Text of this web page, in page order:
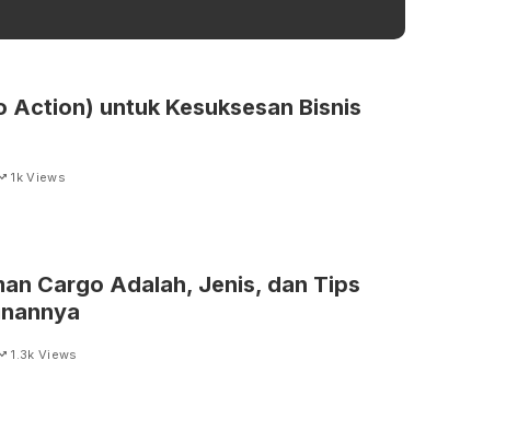
Action) untuk Kesuksesan Bisnis
1k Views
Cargo Adalah, Jenis, dan Tips
1.3k Views